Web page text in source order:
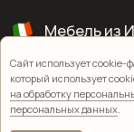
Сайт использует cookie-
который использует
на обработку
персональных данных.